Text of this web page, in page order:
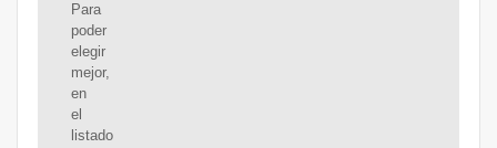
Para
poder
elegir
mejor,
en
el
listado